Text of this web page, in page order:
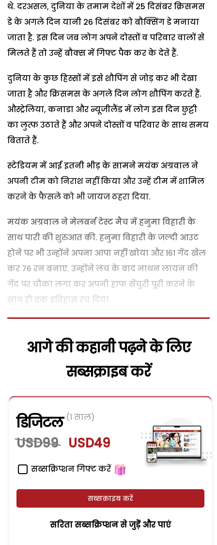
थे. दरअसल, दुनिया के तमाम देशों में 25 दिसंबर क्रिसमस
डे के अगले दिन यानी 26 दिसंबर को बौक्सिंग डे मनाया
जाता है. इस दिन जब लोग अपने दोस्तों व परिवार वालों से
मिलते हैं तो उन्हें बौक्स में गिफ्ट पैक कर के देते हैं.
दुनिया के कुछ हिस्सों में इसे शौपिंग से जोड़ कर भी देखा
जाता है और क्रिसमस के अगले दिन लोग शौपिंग करते हैं.
औस्ट्रेलिया, कनाडा और न्यूजीलैंड में लोग इस दिन छुट्टी
का लुत्फ उठाते हैं और अपने दोस्तों व परिवार के साथ समय
बिताते हैं.
स्टेडियम में आई इतनी भीड़ के सामने मयंक अग्रवाल ने
अपनी टीम को निराश नहीं किया और उन्हें टीम में शामिल
करने के फैसले को भी जायज ठहरा दिया.
मयंक अग्रवाल ने मेलबर्न टेस्ट मैच में हनुमा विहारी के
साथ पारी की शुरुआत की. हनुमा विहारी के जल्दी आउट
होने पर भी उन्होंने अपना आपा नहीं खोया और 161 गेंद खेल
कर 76 रन बनाए. उन्होंने लंच के बाद नाथन लायन की
गेंद पर चौका लगा कर अपनी हाफ सेंचुरी पूरी करने के
साथ ही एक इतिहास रच दिया.
आगे की कहानी पढ़ने के लिए
सब्सक्राइब करें
डिजिटल (1 साल)
USD99 USD49
सब्सक्रिप्शन गिफ्ट करें
सब्सक्राइब करें
सरिता सब्सक्रिप्शन से जुड़ेें और पाएं